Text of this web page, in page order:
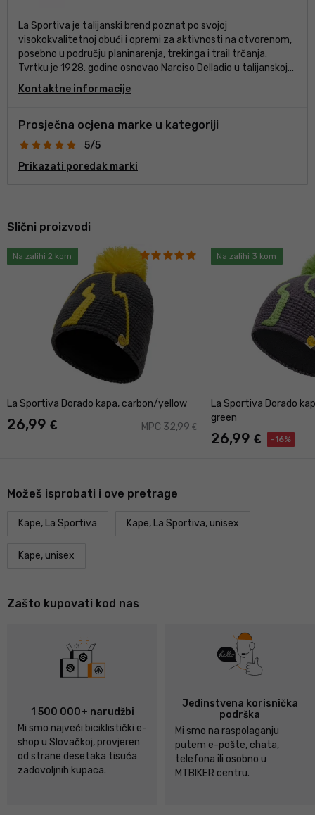
La Sportiva je talijanski brend poznat po svojoj
visokokvalitetnoj obući i opremi za aktivnosti na otvorenom,
posebno u području planinarenja, trekinga i trail trčanja.
Tvrtku je 1928. godine osnovao Narciso Delladio u talijanskoj
regiji Dolomiti. La Sportiva ima dobru reputaciju zahvaljujući
proizvodnji izdržljivih i kvalitetnih proizvoda za ljubitelje
predanosti proizvodnji ekološki prihvatljivih proizvoda,
pridržavajući se etičkih i održivih proizvodnih praksi.
Kontaktne informacije
Prosječna ocjena marke u kategoriji
5/5
Prikazati poredak marki
Slični proizvodi
Na zalihi 2 kom
La Sportiva Dorado kapa, carbon/yellow
26,99 € MPC 32,99 €
Na zalihi 3 kom
La Sportiva Dorado
green
26,99 € -16%
Možeš isprobati i ove pretrage
Kape, La Sportiva Kape, La Sportiva, unisex
Kape, unisex
Zašto kupovati kod nas
1 500 000+ narudžbi
Mi smo najveći biciklistički e-
shop u Slovačkoj, provjeren
od strane desetaka tisuća
zadovoljnih kupaca.
Jedinstvena korisnička
podrška
Mi smo na raspolaganju
putem e-pošte, chata,
telefona ili osobno u
MTBIKER centru.